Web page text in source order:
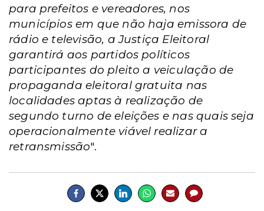
para prefeitos e vereadores, nos
municípios em que não haja emissora de
rádio e televisão, a Justiça Eleitoral
garantirá aos partidos políticos
participantes do pleito a veiculação de
propaganda eleitoral gratuita nas
localidades aptas à realização de
segundo turno de eleições e nas quais seja
operacionalmente viável realizar a
retransmissão".